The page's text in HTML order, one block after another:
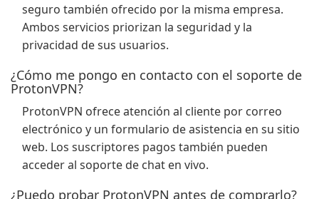
seguro también ofrecido por la misma empresa.
Ambos servicios priorizan la seguridad y la
privacidad de sus usuarios.
¿Cómo me pongo en contacto con el soporte de
ProtonVPN?
ProtonVPN ofrece atención al cliente por correo
electrónico y un formulario de asistencia en su sitio
web. Los suscriptores pagos también pueden
acceder al soporte de chat en vivo.
¿Puedo probar ProtonVPN antes de comprarlo?